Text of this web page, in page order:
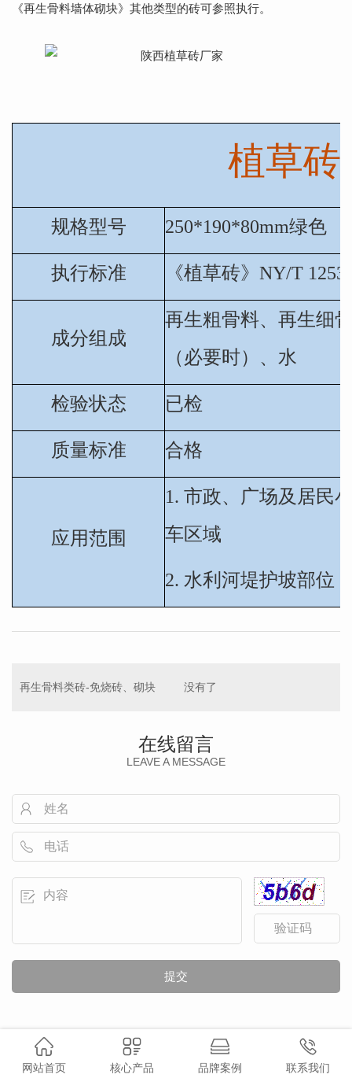
《再生骨料墙体砌块》其他类型的砖可参照执行。
植草砖
规格型号 250*190*80mm绿色
执行标准 《植草砖》 NY/T
成分组成
再生粗骨料、再生细
（必要时）、水
检验状态 已检
质量标准 合格
应用范围
1. 市政、广场及居民
车区域
2. 水利河堤护坡部位
再生骨料类砖-免烧砖、砌块 没有了
在线留言
LEAVE A MESSAGE
网站首页 核心产品 品牌案例 联系我们